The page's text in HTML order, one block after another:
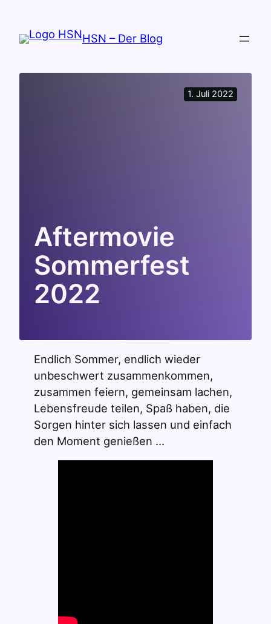
Inhalt
springen
HSN – Der Blog
1. Juli 2022
Aftermovie
Sommerfest
2022
Endlich Sommer, endlich wieder
unbeschwert zusammenkommen,
zusammen feiern, gemeinsam lachen,
Lebensfreude teilen, Spaß haben, die
Sorgen hinter sich lassen und einfach
den Moment genießen …